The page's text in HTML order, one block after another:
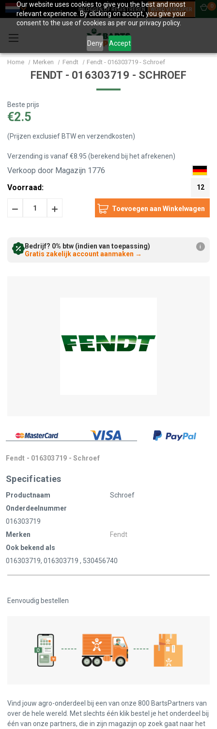
Our website uses cookies to give you the best and most
relevant experience. By clicking on accept, you give your
consent to the use of cookies as per our privacy policy.
Deny Accept
INLOGGEN OF REGISTREREN WORD VERKOPER
0
Home Merken Fendt Fendt - 016303719 - Schroef
FENDT - 016303719 - SCHROEF
Beste prijs
€2.5
(Prijzen exclusief BTW en verzendkosten)
Verzending is vanaf €8.95 (berekend bij het afrekenen)
Verkoop door Magazijn 1776
Voorraad:
12
HoeveelheidHoeveelheid
Bedrijf? 0% btw (indien van toepassing)
Gratis zakelijk account aanmaken →
i
Fendt - 016303719 - Schroef
Specificaties
Productnaam
Schroef
Onderdeelnummer
016303719
Merken
Fendt
Ook bekend als
016303719, 016303719 , 530456740
Eenvoudig bestellen
Vind jouw agro-onderdeel bij een van onze 800 BartsPartners van
over de hele wereld. Met slechts één klik bestel je het onderdeel bij
één van onze partners, die in zijn magazijn op zoek gaat naar het